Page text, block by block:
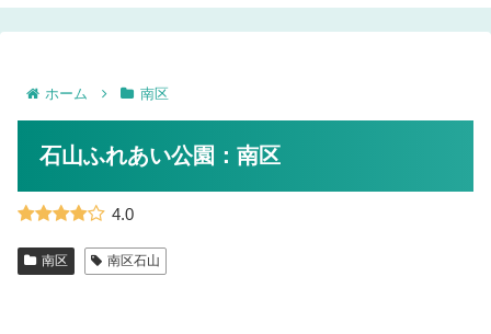
る事を
います
できる
できる
ホーム 南区
石山ふれあい公園：南区
4.0
南区 南区石山